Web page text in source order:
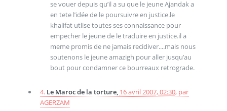
se vouer depuis qu’il a su que le jeune Ajandak a
en tete l’idée de le poursuivre en justice.le
khalifat utlise toutes ses connaissance pour
empecher le jeune de le traduire en justice.il a
meme promis de ne jamais recidiver....mais nous
soutenons le jeune amazigh pour aller jusqu’au
bout pour condamner ce bourreaux retrograde.
4. Le Maroc de la torture, 16 avril 2007, 02:30, par
AGERZAM